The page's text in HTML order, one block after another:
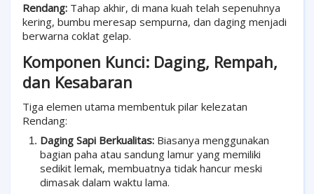
Rendang: Tahap akhir, di mana kuah telah sepenuhnya
kering, bumbu meresap sempurna, dan daging menjadi
berwarna coklat gelap.
Komponen Kunci: Daging, Rempah,
dan Kesabaran
Tiga elemen utama membentuk pilar kelezatan
Rendang:
Daging Sapi Berkualitas: Biasanya menggunakan
bagian paha atau sandung lamur yang memiliki
sedikit lemak, membuatnya tidak hancur meski
dimasak dalam waktu lama.